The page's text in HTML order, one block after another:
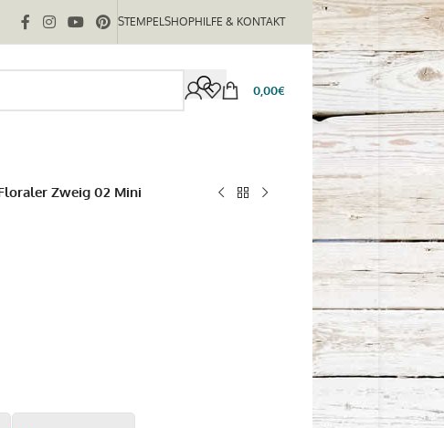
STEMPELSHOPHILFE & KONTAKT
0,00€
Zweig 02 Mini